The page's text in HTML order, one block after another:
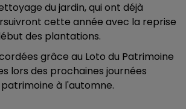
du jardin, qui ont déjà
cette année avec la reprise
des plantations.
grâce au Loto du Patrimoine
lors des prochaines journées
à l'automne.